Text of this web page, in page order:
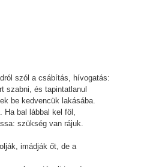
szól a csábítás, hívogatás:
szabni, és tapintatlanul
be kedvencük lakásába.
Ha bal lábbal kel föl,
szükség van rájuk.
imádják őt, de a